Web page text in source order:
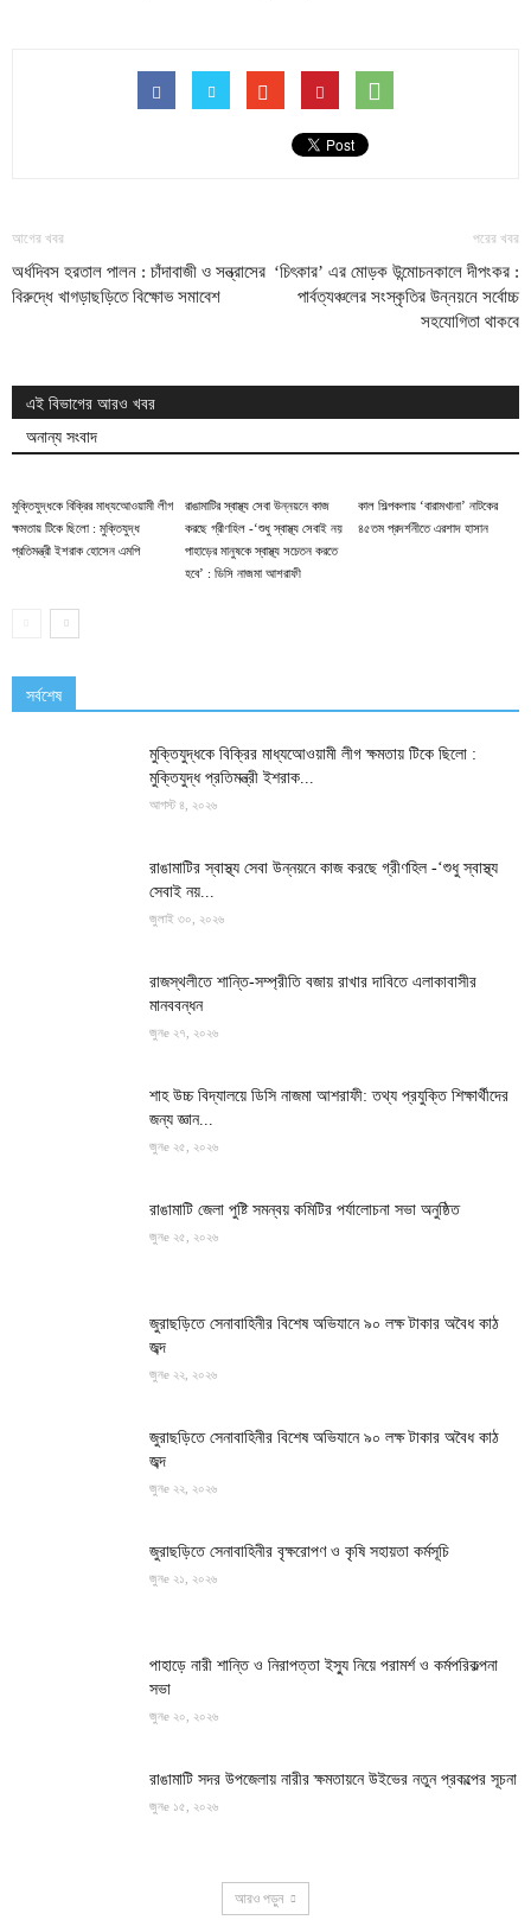
আগের খবর
অর্ধদিবস হরতাল পালন : চাঁদাবাজী ও সন্ত্রাসের
বিরুদ্ধে খাগড়াছড়িতে বিক্ষোভ সমাবেশ
পরের খবর
‘চিৎকার’ এর মোড়ক উন্মোচনকালে দীপংকর :
পার্বত্যঞ্চলের সংস্কৃতির উন্নয়নে সর্বোচ্চ
সহযোগিতা থাকবে
এই বিভাগের আরও খবর
অনান্য সংবাদ
মুক্তিযুদ্ধকে বিক্রির মাধ্যআেওয়ামী লীগ
ক্ষমতায় টিকে ছিলো : মুক্তিযুদ্ধ
প্রতিমন্ত্রী ইশরাক হোসেন এমপি
রাঙামাটির স্বাস্থ্য সেবা উন্নয়নে কাজ
করছে গ্রীণহিল -‘শুধু স্বাস্থ্য সেবাই নয়
পাহাড়ের মানুষকে স্বাস্থ্য সচেতন করতে
হবে’ : ডিসি নাজমা আশরাফী
কাল শিল্পকলায় ‘বারামখানা’ নাটকের
৪৫তম প্রদর্শনীতে এরশাদ হাসান
সর্বশেষ
মুক্তিযুদ্ধকে বিক্রির মাধ্যআেওয়ামী লীগ ক্ষমতায় টিকে ছিলো :
মুক্তিযুদ্ধ প্রতিমন্ত্রী ইশরাক...
আগস্ট ৪, ২০২৬
রাঙামাটির স্বাস্থ্য সেবা উন্নয়নে কাজ করছে গ্রীণহিল -‘শুধু স্বাস্থ্য
সেবাই নয়...
জুলাই ৩০, ২০২৬
রাজস্থলীতে শান্তি-সম্প্রীতি বজায় রাখার দাবিতে এলাকাবাসীর
মানববন্ধন
জুনe ২৭, ২০২৬
শাহ উচ্চ বিদ্যালয়ে ডিসি নাজমা আশরাফী: তথ্য প্রযুক্তি শিক্ষার্থীদের
জন্য জ্ঞান...
জুনe ২৫, ২০২৬
রাঙামাটি জেলা পুষ্টি সমন্বয় কমিটির পর্যালোচনা সভা অনুষ্ঠিত
জুনe ২৫, ২০২৬
জুরাছড়িতে সেনাবাহিনীর বিশেষ অভিযানে ৯০ লক্ষ টাকার অবৈধ কাঠ
জব্দ
জুনe ২২, ২০২৬
জুরাছড়িতে সেনাবাহিনীর বিশেষ অভিযানে ৯০ লক্ষ টাকার অবৈধ কাঠ
জব্দ
জুনe ২২, ২০২৬
জুরাছড়িতে সেনাবাহিনীর বৃক্ষরোপণ ও কৃষি সহায়তা কর্মসূচি
জুনe ২১, ২০২৬
পাহাড়ে নারী শান্তি ও নিরাপত্তা ইস্যু নিয়ে পরামর্শ ও কর্মপরিকল্পনা
সভা
জুনe ২০, ২০২৬
রাঙামাটি সদর উপজেলায় নারীর ক্ষমতায়নে উইভের নতুন প্রকল্পের সূচনা
জুনe ১৫, ২০২৬
আরও পড়ুন